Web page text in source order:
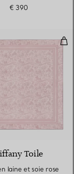
€ 390
T en
3 Couleurs
Toile
laine et soie rose